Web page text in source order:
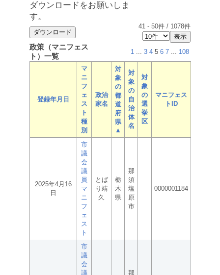
ダウンロードをお願いしま
す。
41 - 50件 / 1078件
政策（マニフェス
ト）一覧
1 ... 3 4 5 6 7 ... 108
登録年月日
マ
ニ
フ
ェ
ス
ト
種
別
政治
家名
対
象
の
都
道
府
県
▲
対
象
の
自
治
体
名
対
象
の
選
挙
区
マニフェス
トID
2025年4月16
日
市
議
会
議
員
マ
ニ
フ
ェ
ス
ト
とば
り靖
久
栃
木
県
那
須
塩
原
市
0000001184
市
議
会
議
那